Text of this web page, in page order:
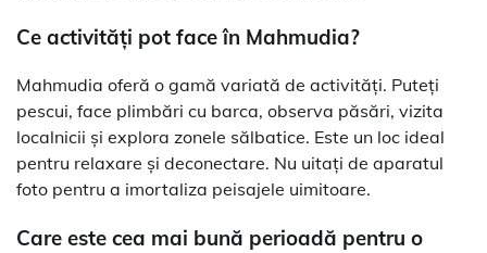
Ce activități pot face în Mahmudia?
Mahmudia oferă o gamă variată de activități. Puteți
pescui, face plimbări cu barca, observa păsări, vizita
localnicii și explora zonele sălbatice. Este un loc ideal
pentru relaxare și deconectare. Nu uitați de aparatul
foto pentru a imortaliza peisajele uimitoare.
Care este cea mai bună perioadă pentru o